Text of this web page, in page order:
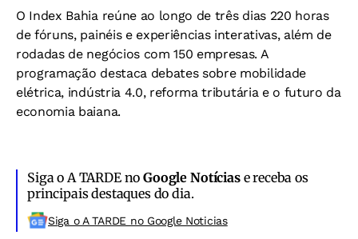
O Index Bahia reúne ao longo de três dias 220 horas
de fóruns, painéis e experiências interativas, além de
rodadas de negócios com 150 empresas. A
programação destaca debates sobre mobilidade
elétrica, indústria 4.0, reforma tributária e o futuro da
economia baiana.
Siga o A TARDE noGoogle Notíciase receba os
principais destaques do dia.
Siga o A TARDE no Google Noticias